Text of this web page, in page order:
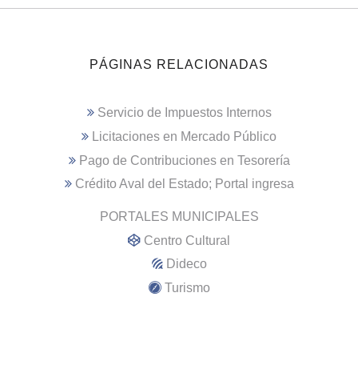
PÁGINAS RELACIONADAS
Servicio de Impuestos Internos
Licitaciones en Mercado Público
Pago de Contribuciones en Tesorería
Crédito Aval del Estado; Portal ingresa
PORTALES MUNICIPALES
Centro Cultural
Dideco
Turismo